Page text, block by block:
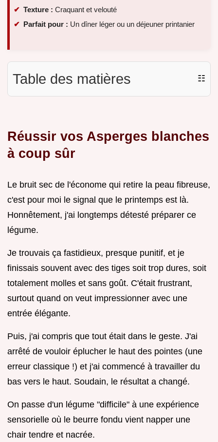
Texture : Craquant et velouté
Parfait pour : Un dîner léger ou un déjeuner printanier
Table des matières ☷
Réussir vos Asperges blanches
à coup sûr
Le bruit sec de l'économe qui retire la peau fibreuse,
c'est pour moi le signal que le printemps est là.
Honnêtement, j'ai longtemps détesté préparer ce
légume.
Je trouvais ça fastidieux, presque punitif, et je
finissais souvent avec des tiges soit trop dures, soit
totalement molles et sans goût. C'était frustrant,
surtout quand on veut impressionner avec une
entrée élégante.
Puis, j'ai compris que tout était dans le geste. J'ai
arrêté de vouloir éplucher le haut des pointes (une
erreur classique !) et j'ai commencé à travailler du
bas vers le haut. Soudain, le résultat a changé.
On passe d'un légume "difficile" à une expérience
sensorielle où le beurre fondu vient napper une
chair tendre et nacrée.